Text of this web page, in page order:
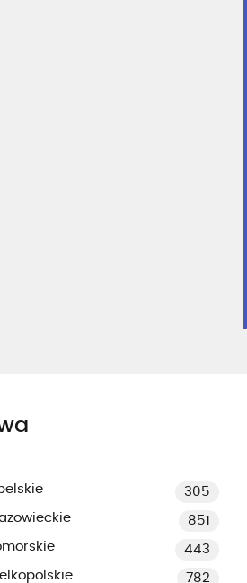
305
851
443
782